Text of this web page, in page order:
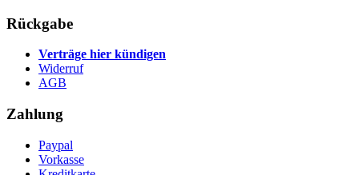
Rückgabe
Verträge hier kündigen
Widerruf
AGB
Zahlung
Paypal
Vorkasse